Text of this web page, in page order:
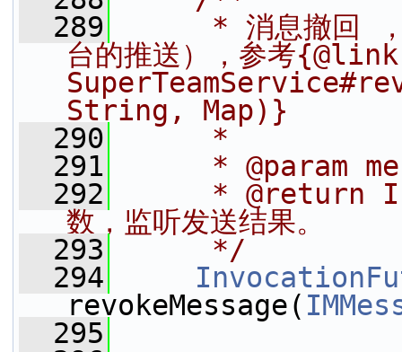
  289
* 消息撤回
台的推送），参考{@link
String, Map)}
  290
     *
  291
* @param
  292
* @return
数，监听发送结果。
  293
     */
  294
revokeMessage(
  295